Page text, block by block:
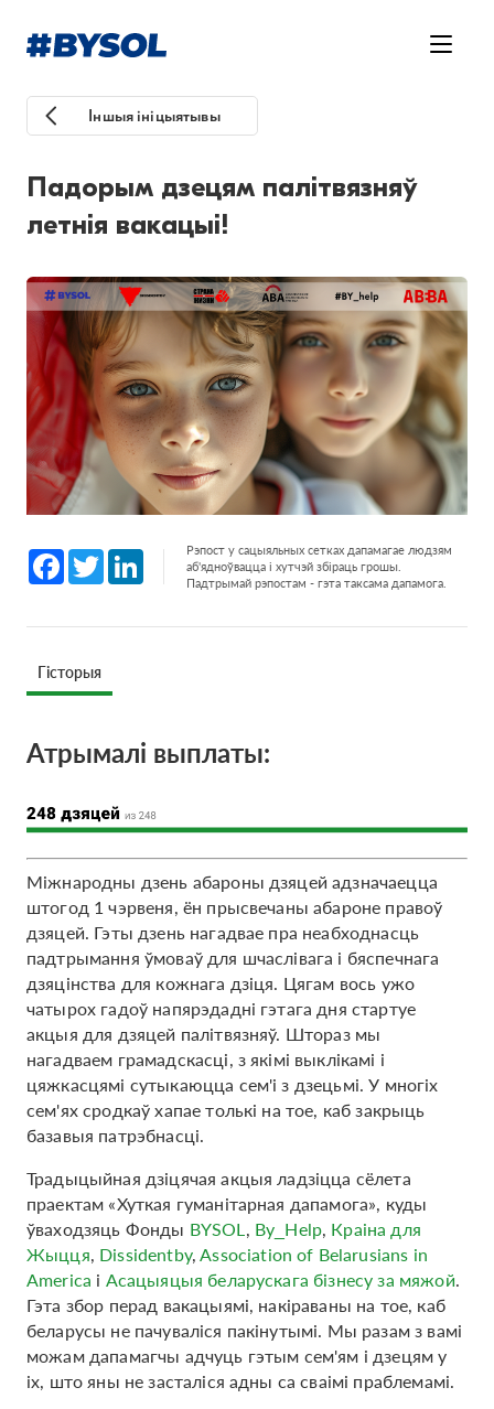
Іншыя ініцыятывы
Падорым дзецям палітвязняў
летнія вакацыі!
Facebook
Twitter LinkedInРэпост у сацыяльных сетках дапамагае людзям
аб'ядноўвацца і хутчэй збіраць грошы.
Падтрымай рэпостам - гэта таксама дапамога.
Гісторыя
Атрымалi выплаты:
Міжнародны дзень абароны дзяцей адзначаецца
штогод 1 чэрвеня, ён прысвечаны абароне правоў
дзяцей. Гэты дзень нагадвае пра неабходнасць
падтрымання ўмоваў для шчаслівага і бяспечнага
дзяцінства для кожнага дзіця. Цягам вось ужо
чатырох гадоў напярэдадні гэтага дня стартуе
акцыя для дзяцей палітвязняў. Штораз мы
нагадваем грамадскасці, з якімі выклікамі і
цяжкасцямі сутыкаюцца сем'і з дзецьмі. У многіх
сем'ях сродкаў хапае толькі на тое, каб закрыць
базавыя патрэбнасці.
Традыцыйная дзіцячая акцыя ладзіцца сёлета
праектам «Хуткая гуманітарная дапамога», куды
ўваходзяць Фонды BYSOL, By_Help, Краіна для
Жыцця, Dissidentby,Association of Belarusians in
America i Асацыяцыя беларускага бізнесу за мяжой.
Гэта збор перад вакацыямі, накіраваны на тое, каб
беларусы не пачуваліся пакінутымі. Мы разам з вамі
можам дапамагчы адчуць гэтым сем'ям і дзецям у
іх, што яны не засталіся адны са сваімі праблемамі.